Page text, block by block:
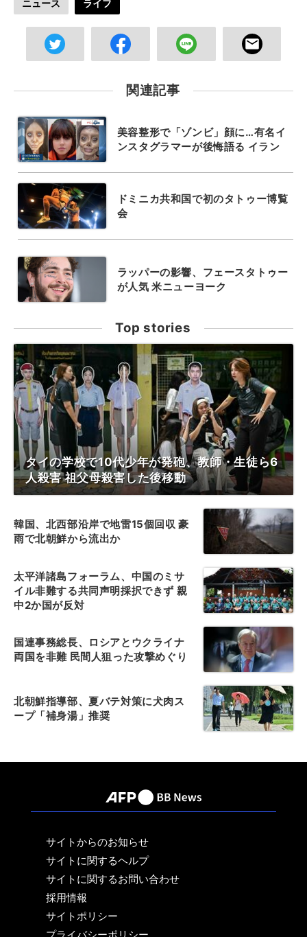
ニュース ライフ
関連記事
美容整形で「ゾンビ」顔に…有名イ
ンスタグラマーが後悔語る イラン
ドミニカ共和国で初のタトゥー博覧
会
ラッパーの影響、フェースタトゥー
が人気 米ニューヨーク
Top stories
タイの学校で10代少年が発砲、教師・生徒ら6
人殺害 祖父母殺害した後移動
韓国、北西部沿岸で地雷15個回収 豪
雨で北朝鮮から流出か
太平洋諸島フォーラム、中国のミサ
イル非難する共同声明採択できず 親
中2か国が反対
国連事務総長、ロシアとウクライナ
両国を非難 民間人狙った攻撃めぐり
北朝鮮指導部、夏バテ対策に犬肉ス
ープ「補身湯」推奨
サイトからのお知らせ
サイトに関するヘルプ
サイトに関するお問い合わせ
採用情報
サイトポリシー